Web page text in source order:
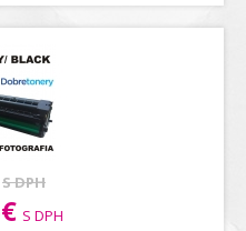
S DPH
S DPH